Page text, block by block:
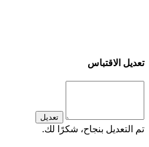
تعديل الاقتباس
تعديل
تم التعديل بنجاح، شكرًا لك.